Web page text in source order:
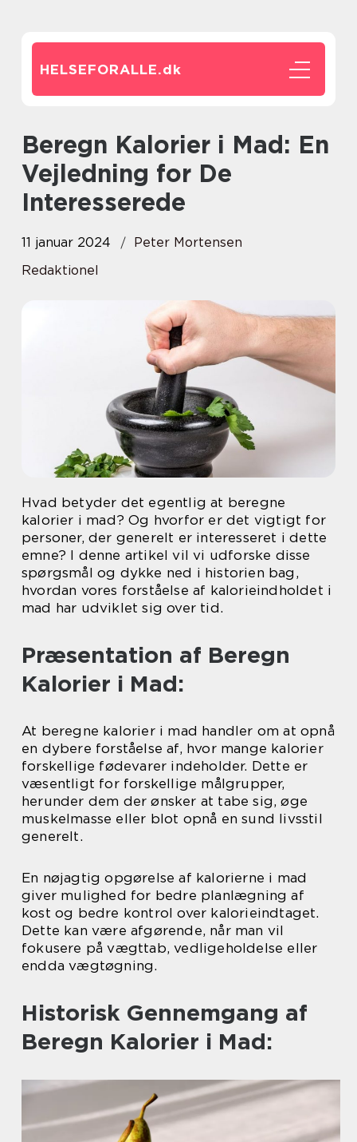
HELSEFORALLE.dk
Beregn Kalorier i Mad: En
Vejledning for De
Interesserede
11 januar 2024
Peter Mortensen
Redaktionel
Hvad betyder det egentlig at beregne
kalorier i mad? Og hvorfor er det vigtigt for
personer, der generelt er interesseret i dette
emne? I denne artikel vil vi udforske disse
spørgsmål og dykke ned i historien bag,
hvordan vores forståelse af kalorieindholdet i
mad har udviklet sig over tid.
Præsentation af Beregn
Kalorier i Mad:
At beregne kalorier i mad handler om at opnå
en dybere forståelse af, hvor mange kalorier
forskellige fødevarer indeholder. Dette er
væsentligt for forskellige målgrupper,
herunder dem der ønsker at tabe sig, øge
muskelmasse eller blot opnå en sund livsstil
generelt.
En nøjagtig opgørelse af kalorierne i mad
giver mulighed for bedre planlægning af
kost og bedre kontrol over kalorieindtaget.
Dette kan være afgørende, når man vil
fokusere på vægttab, vedligeholdelse eller
endda vægtøgning.
Historisk Gennemgang af
Beregn Kalorier i Mad: